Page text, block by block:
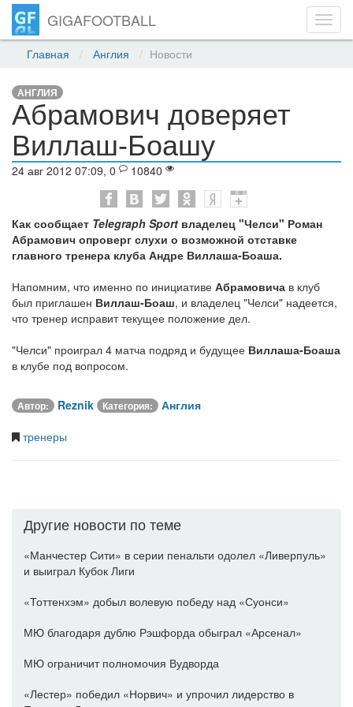
GIGAFOOTBALL
Главная Англия Новости
АНГЛИЯ
Абрамович доверяет
Виллаш-Боашу
24 авг 2012 07:09, 0 10840
Как сообщает Telegraph Sport владелец "Челси" Роман
Абрамович опроверг слухи о возможной отставке
главного тренера клуба Андре Виллаша-Боаша.
Напомним, что именно по инициативе Абрамовича в клуб
был приглашен Виллаш-Боаш, и владелец "Челси" надеется,
что тренер исправит текущее положение дел.
"Челси" проиграл 4 матча подряд и будущее Виллаша-Боаша
в клубе под вопросом.
Автор: Reznik Категория:
Англия
тренеры
Другие новости по теме
«Манчестер Сити» в серии пенальти одолел «Ливерпуль»
и выиграл Кубок Лиги
«Тоттенхэм» добыл волевую победу над «Суонси»
МЮ благодаря дублю Рэшфорда обыграл «Арсенал»
МЮ ограничит полномочия Вудворда
«Лестер» победил «Норвич» и упрочил лидерство в